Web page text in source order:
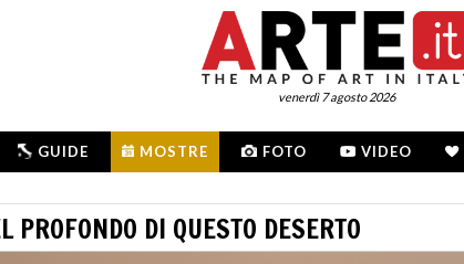
venerdì 7 agosto 2026
GUIDE MOSTRE FOTO VIDEO
PROFONDO DI QUESTO DESERTO